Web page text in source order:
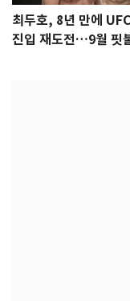
최두호, 8년 만에
진입 재도전…9월 핏